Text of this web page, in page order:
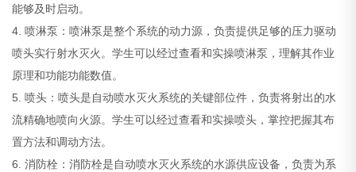
能够及时启动。
4. 喷淋泵：喷淋泵是整个系统的动力源，负责提供足够的压力驱动
喷头实行射水灭火。学生可以经过查看和实操喷淋泵，理解其作业
原理和功能功能数值。
5. 喷头：喷头是自动喷水灭火系统的关键部位件，负责将射出的水
流精确地喷向火源。学生可以经过查看和实操喷头，掌控把握其布
置方法和调动方法。
6. 消防栓：消防栓是自动喷水灭火系统的水源供应设备，负责为系